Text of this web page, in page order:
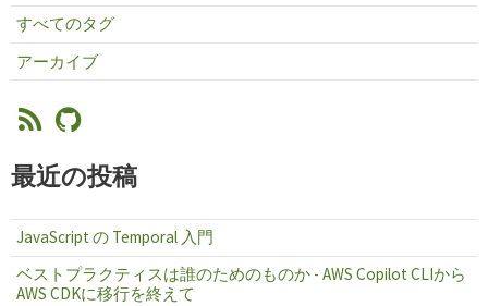
すべてのタグ
アーカイブ
最近の投稿
JavaScript の Temporal 入門
ベストプラクティスは誰のためのものか - AWS Copilot CLIから
AWS CDKに移行を終えて